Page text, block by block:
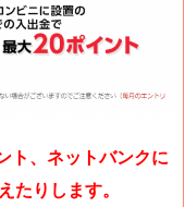
ト、ネットバンクに
たりします。